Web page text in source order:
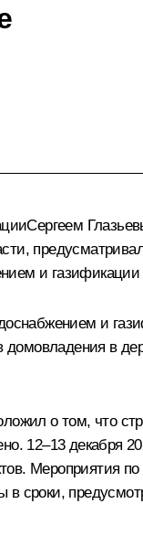
и
и
в
о том, что
12–13 декабря
Мероприятия
в сроки,